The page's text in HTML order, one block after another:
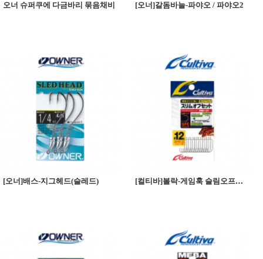
오너 슈퍼쿠에 다금바리 묶음채비 [오너]갈돔바늘-파야오 / 파야오2
[오너]배스-지그헤드(슬레드) [컬티바]볼락-게임훅 슬림오프셋 (MH-21)